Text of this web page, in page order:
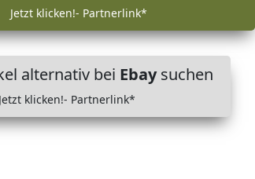
Jetzt klicken!- Partnerlink*
alternativ bei Ebaysuchen
Jetzt klicken!- Partnerlink*